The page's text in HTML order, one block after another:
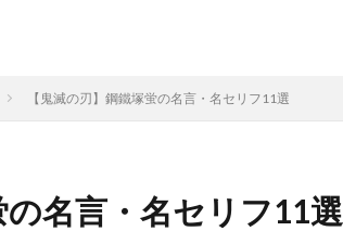
【鬼滅の刃】鋼鐵塚蛍の名言・名セリフ11選
の名言・名セリフ11選